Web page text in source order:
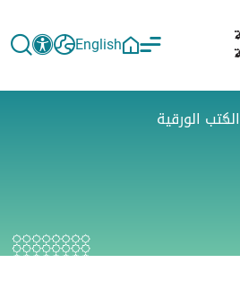
English
الكتب الورقية